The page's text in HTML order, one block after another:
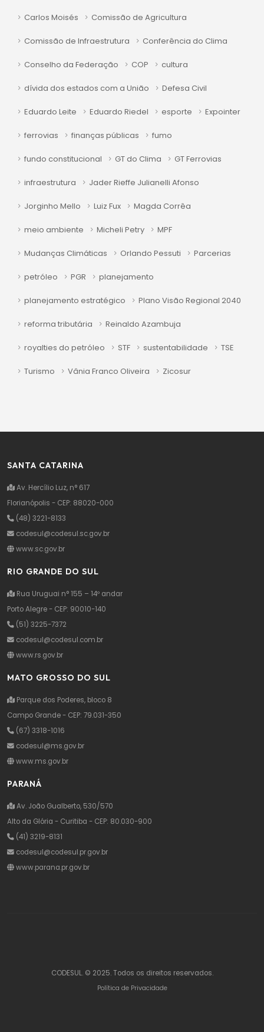
Carlos Moisés Comissão de Agricultura
Comissão de Infraestrutura Conferência do Clima
Conselho da Federação COP cultura
dívida dos estados com a União Defesa Civil
Eduardo Leite Eduardo Riedel esporte Expointer
ferrovias finanças públicas fumo
fundo constitucional GT do Clima GT Ferrovias
infraestrutura Jader Rieffe Julianelli Afonso
Jorginho Mello Luiz Fux Magda Corrêa
meio ambiente Micheli Petry MPF
Mudanças Climáticas Orlando Pessuti Parcerias
petróleo PGR planejamento
planejamento estratégico Plano Visão Regional 2040
reforma tributária Reinaldo Azambuja
royalties do petróleo STF sustentabilidade TSE
Turismo Vânia Franco Oliveira Zicosur
SANTA CATARINA
Av. Hercílio Luz, n° 617
Florianópolis - CEP: 88020-000
(48) 3221-8133
codesul@codesul.sc.gov.br
www.sc.gov.br
RIO GRANDE DO SUL
Rua Uruguai n° 155 – 14º andar
Porto Alegre - CEP: 90010-140
(51) 3225-7372
codesul@codesul.com.br
www.rs.gov.br
MATO GROSSO DO SUL
Parque dos Poderes, bloco 8
Campo Grande - CEP: 79.031-350
(67) 3318-1016
codesul@ms.gov.br
www.ms.gov.br
PARANÁ
Av. João Gualberto, 530/570
Alto da Glória - Curitiba - CEP: 80.030-900
(41) 3219-8131
codesul@codesul.pr.gov.br
www.parana.pr.gov.br
CODESUL. © 2025. Todos os direitos reservados.
Política de Privacidade